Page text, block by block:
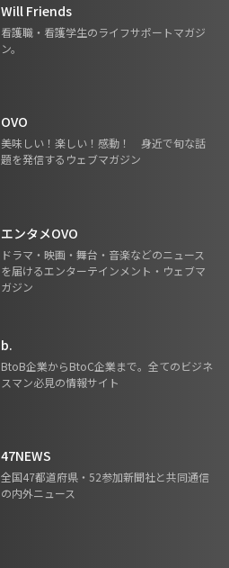
Will Friends
看護職・看護学生のライフサポートマガジ
ン。
OVO
美味しい！楽しい！感動！ 身近で旬な話
題を発信するウェブマガジン
エンタメOVO
ドラマ・映画・舞台・音楽などのニュース
を届けるエンターテインメント・ウェブマ
ガジン
b.
BtoB企業からBtoC企業まで。全てのビジネ
スマン必見の情報サイト
47NEWS
全国47都道府県・52参加新聞社と共同通信
の内外ニュース